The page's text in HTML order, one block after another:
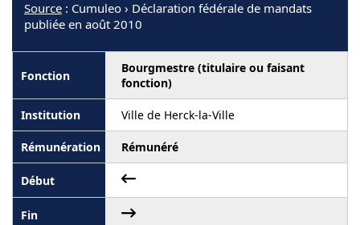
Source : Cumuleo › Déclaration fédérale de mandats
publiée en août 2010
Bourgmestre (titulaire ou faisant
fonction)
Ville de Herck-la-Ville
Rémunéré